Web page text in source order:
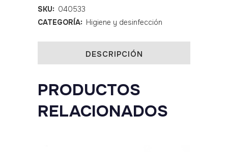
superficie
Sani-
Cloth
AF.
200
SKU: 040533
CATEGORÍA: Higiene y desinfección
DESCRIPCIÓN
PRODUCTOS
RELACIONADOS